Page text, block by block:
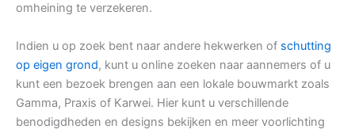
omheining te verzekeren.
Indien u op zoek bent naar andere hekwerken of schutting
op eigen grond, kunt u online zoeken naar aannemers of u
kunt een bezoek brengen aan een lokale bouwmarkt zoals
Gamma, Praxis of Karwei. Hier kunt u verschillende
benodigdheden en designs bekijken en meer voorlichting